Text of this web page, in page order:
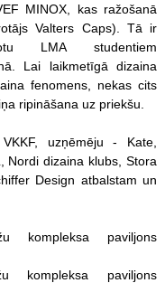
MINOX, kas ražošanā
Valters Caps). Tā ir
LMA studentiem
Lai laikmetīgā dizaina
fenomens, nekas cits
ripināšana uz priekšu.
uzņēmēju - Kate,
Nordi dizaina klubs, Stora
Design atbalstam un
kompleksa paviljons
kompleksa paviljons